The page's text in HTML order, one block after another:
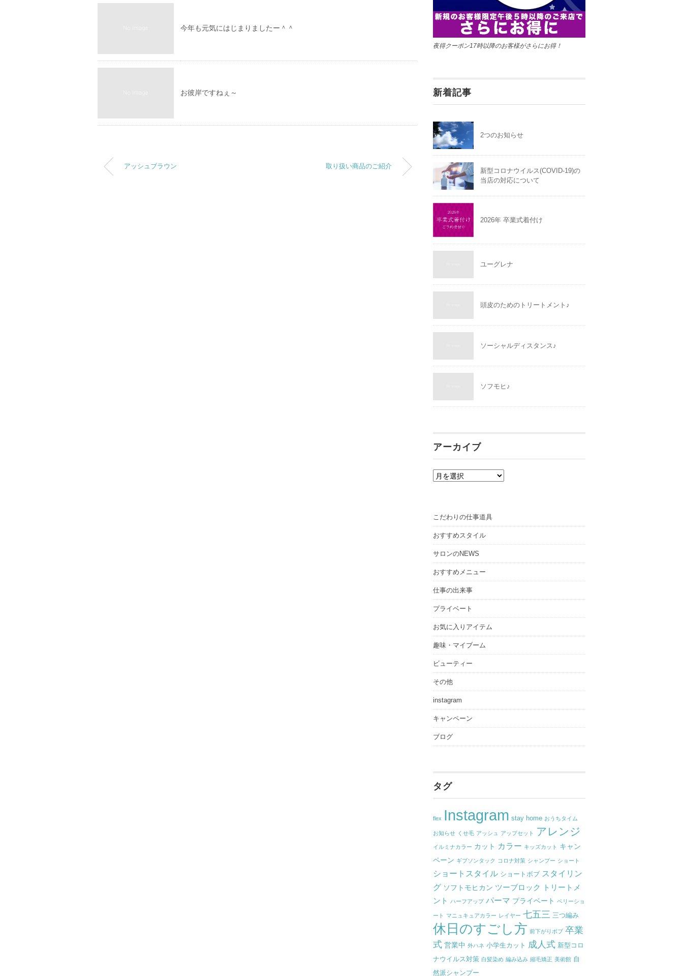
今年も元気にはじまりましたー＾＾
お彼岸ですねぇ～
アッシュブラウン 取り扱い商品のご紹介
夜得クーポン17時以降のお客様がさらにお得！
新着記事
2つのお知らせ
新型コロナウイルス(COVID-19)の
当店の対応について
2026年 卒業式着付け
ユーグレナ
頭皮のためのトリートメント♪
ソーシャルディスタンス♪
ソフモヒ♪
アーカイブ
ア
イ
ブ
こだわりの仕事道具
おすすめスタイル
サロンのNEWS
おすすめメニュー
仕事の出来事
プライベート
お気に入りアイテム
趣味・マイブーム
ビューティー
その他
instagram
キャンペーン
ブログ
タグ
flex Instagram stay home おうちタイム
お知らせ くせ毛 アッシュ アップセット アレンジ
イルミナカラー カット カラー キッズカット キャン
ペーン ギブソンタック コロナ対策 シャンプー ショート
ショートスタイル ショートボブ スタイリン
グ ソフトモヒカン ツーブロック
トリートメ
ント
ハーフアップ パーマ プライベート ベリーショ
ート マニュキュアカラー レイヤー 七五三 三つ編み
休日のすごし方 前下がりボブ 卒業
式 営業中 外ハネ 小学生カット 成人式 新型コロ
ナウイルス対策 白髪染め 編み込み 縮毛矯正 美術館 自
然派シャンプー